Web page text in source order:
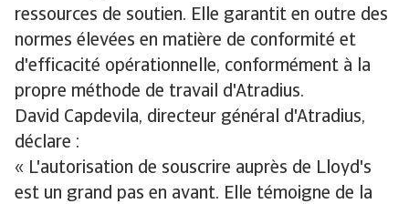
ressources de soutien. Elle garantit en outre des
normes élevées en matière de conformité et
d'efficacité opérationnelle, conformément à la
propre méthode de travail d'Atradius.
David Capdevila, directeur général d'Atradius,
déclare :
« L'autorisation de souscrire auprès de Lloyd's
est un grand pas en avant. Elle témoigne de la